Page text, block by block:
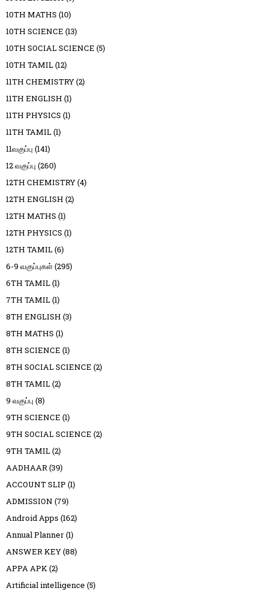
10TH MATHS (10)
10TH SCIENCE (13)
10TH SOCIAL SCIENCE (5)
10TH TAMIL(12)
11TH CHEMISTRY(2)
11TH ENGLISH (1)
11TH PHYSICS (1)
11TH TAMIL(1)
11வகுப்பு (141)
12 வகுப்பு (260)
12TH CHEMISTRY(4)
12TH ENGLISH (2)
12TH MATHS (1)
12TH PHYSICS (1)
12TH TAMIL(6)
6-9 வகுப்புகள்(295)
6TH TAMIL(1)
7TH TAMIL(1)
8TH ENGLISH (3)
8TH MATHS (1)
8TH SCIENCE (1)
8TH SOCIAL SCIENCE (2)
8TH TAMIL(2)
9 வகுப்பு (8)
9TH SCIENCE (1)
9TH SOCIAL SCIENCE (2)
9TH TAMIL(2)
AADHAAR(39)
ACCOUNT SLIP (1)
ADMISSION (79)
Android Apps (162)
Annual Planner(1)
ANSWER KEY(88)
APPA APK(2)
Artificial intelligence (5)